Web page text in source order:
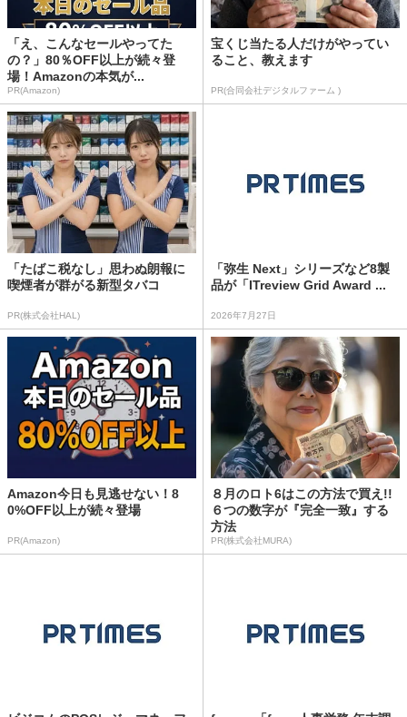
「え、こんなセールやってた
の？」80％OFF以上が続々登
場！Amazonの本気が...
PR(Amazon)
宝くじ当たる人だけがやってい
ること、教えます
PR(合同会社デジタルファーム )
「たばこ税なし」思わぬ朗報に
喫煙者が群がる新型タバコ
PR(株式会社HAL)
「弥生 Next」シリーズなど8製
品が「ITreview Grid Award ...
2026年7月27日
Amazon今日も見逃せない！8
0%OFF以上が続々登場
PR(Amazon)
８月のロト6はこの方法で買え!!
６つの数字が『完全一致』する
方法
PR(株式会社MURA)